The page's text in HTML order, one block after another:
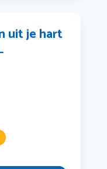
uit je hart